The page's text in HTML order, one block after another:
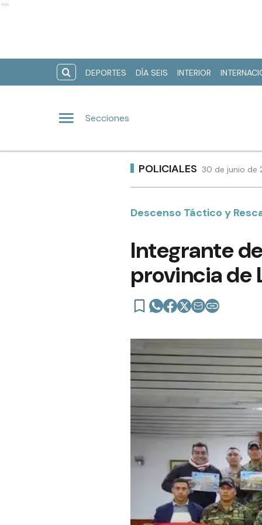
Ads
DEPORTES DÍA SEIS INTERIOR
Secciones
POLICIALES 30 de junio de
Descenso Táctico y
Integrante
provincia de